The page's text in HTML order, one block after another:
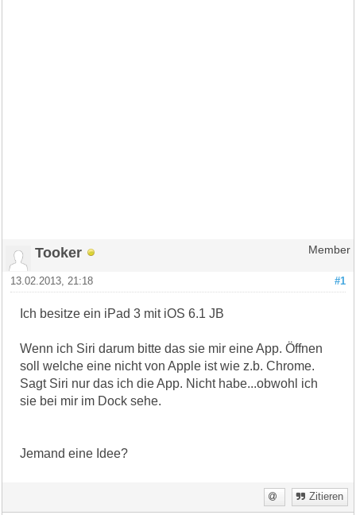
Tooker Member
#1
13.02.2013, 21:18
Ich besitze ein iPad 3 mit iOS 6.1 JB
Wenn ich Siri darum bitte das sie mir eine App. Öffnen
soll welche eine nicht von Apple ist wie z.b. Chrome.
Sagt Siri nur das ich die App. Nicht habe...obwohl ich
sie bei mir im Dock sehe.
Jemand eine Idee?
Zitieren